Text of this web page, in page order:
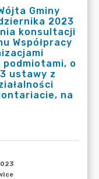
Gminy
2023
konsultacji
Współpracy
o
ustawy z
na